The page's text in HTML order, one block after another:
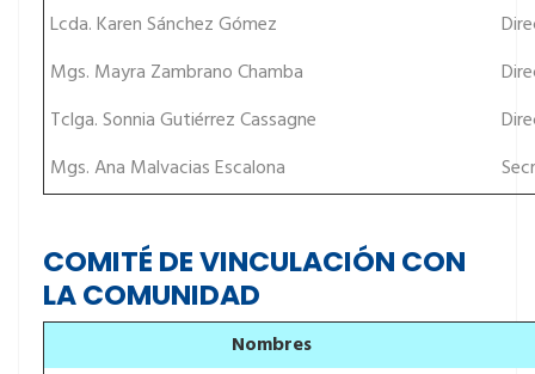
Lcda. Karen Sánchez Gómez
Mgs. Mayra Zambrano Chamba
Tclga. Sonnia Gutiérrez Cassagne
Mgs. Ana Malvacias Escalona
COMITÉ DE VINCULACIÓN CON
LA COMUNIDAD
Nombres